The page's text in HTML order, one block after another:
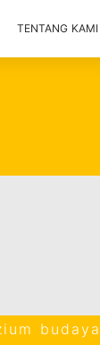
TENTANG KAMI